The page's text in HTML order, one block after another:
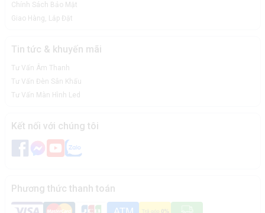
Chính Sách Bảo Mật
Giao Hàng, Lắp Đặt
Tin tức & khuyến mãi
Tư Vấn Âm Thanh
Tư Vấn Đèn Sân Khấu
Tư Vấn Màn Hình Led
Kết nối với chúng tôi
Phương thức thanh toán